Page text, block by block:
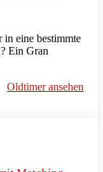
in eine bestimmte
Ein Gran
Oldtimer ansehen